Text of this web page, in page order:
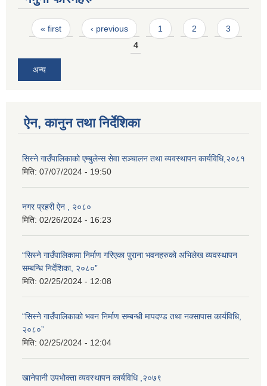
Pages
« first ‹ previous 1 2
3
4
अन्य
ऐन, कानुन तथा निर्देशिका
सिस्ने गाउँपालिकाको एम्बुलेन्स सेवा सञ्चालन तथा व्यवस्थापन कार्यविधि,२०८१
मिति: 07/07/2024 - 19:50
नगर प्रहरी ऐन , २०८०
मिति: 02/26/2024 - 16:23
“सिस्ने गाउँपालिकामा निर्माण गरिएका पुराना भवनहरुको अभिलेख व्यवस्थापन
सम्बन्धि निर्देशिका, २०८०”
मिति: 02/25/2024 - 12:08
“सिस्ने गाउँपालिकाको भवन निर्माण सम्बन्धी मापदण्ड तथा नक्सापास कार्यविधि,
२०८०”
मिति: 02/25/2024 - 12:04
खानेपानी उपभोक्ता व्यवस्थापन कार्यविधि ,२०७९